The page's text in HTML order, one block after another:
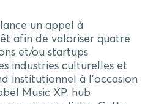
un appel à
afin de valoriser quatre
et/ou startups
industries culturelles et
institutionnel à l’occasion
Music XP, hub